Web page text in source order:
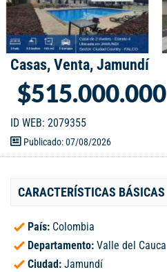
Casas, Venta, Jamundí
$515.000.000
ID WEB: 2079355
Publicado: 07/08/2026
CARACTERÍSTICAS BÁSICAS
País: Colombia
Departamento: Valle del Cauca
Ciudad: Jamundí